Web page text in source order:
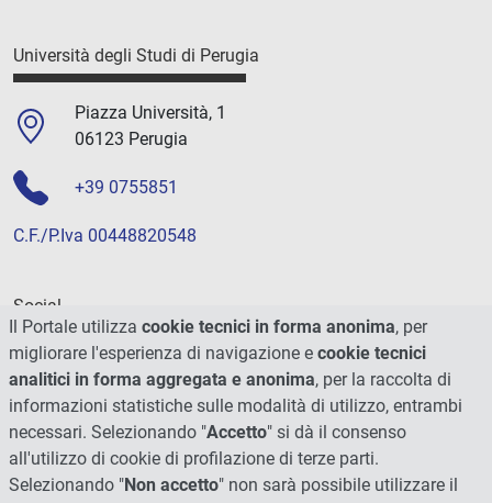
Università degli Studi di Perugia
Piazza Università, 1
06123 Perugia
+39 0755851
C.F./P.Iva 00448820548
Social
Il Portale utilizza cookie tecnici in forma anonima, per
migliorare l'esperienza di navigazione e cookie tecnici
analitici in forma aggregata e anonima, per la raccolta di
informazioni statistiche sulle modalità di utilizzo, entrambi
necessari. Selezionando "Accetto" si dà il consenso
all'utilizzo di cookie di profilazione di terze parti.
Selezionando "Non accetto" non sarà possibile utilizzare il